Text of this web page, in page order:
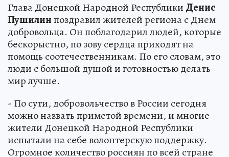
Глава Донецкой Народной Республики Денис
Пушилинпоздравил жителей региона с Днем
добровольца. Он поблагодарил людей, которые
бескорыстно, по зову сердца приходят на
помощь соотечественникам. По его словам, это
люди с большой душой и готовностью делать
мир лучше.
- По сути, добровольчество в России сегодня
можно назвать приметой времени, и многие
жители Донецкой Народной Республики
испытали на себе волонтерскую поддержку.
Огромное количество россиян по всей стране